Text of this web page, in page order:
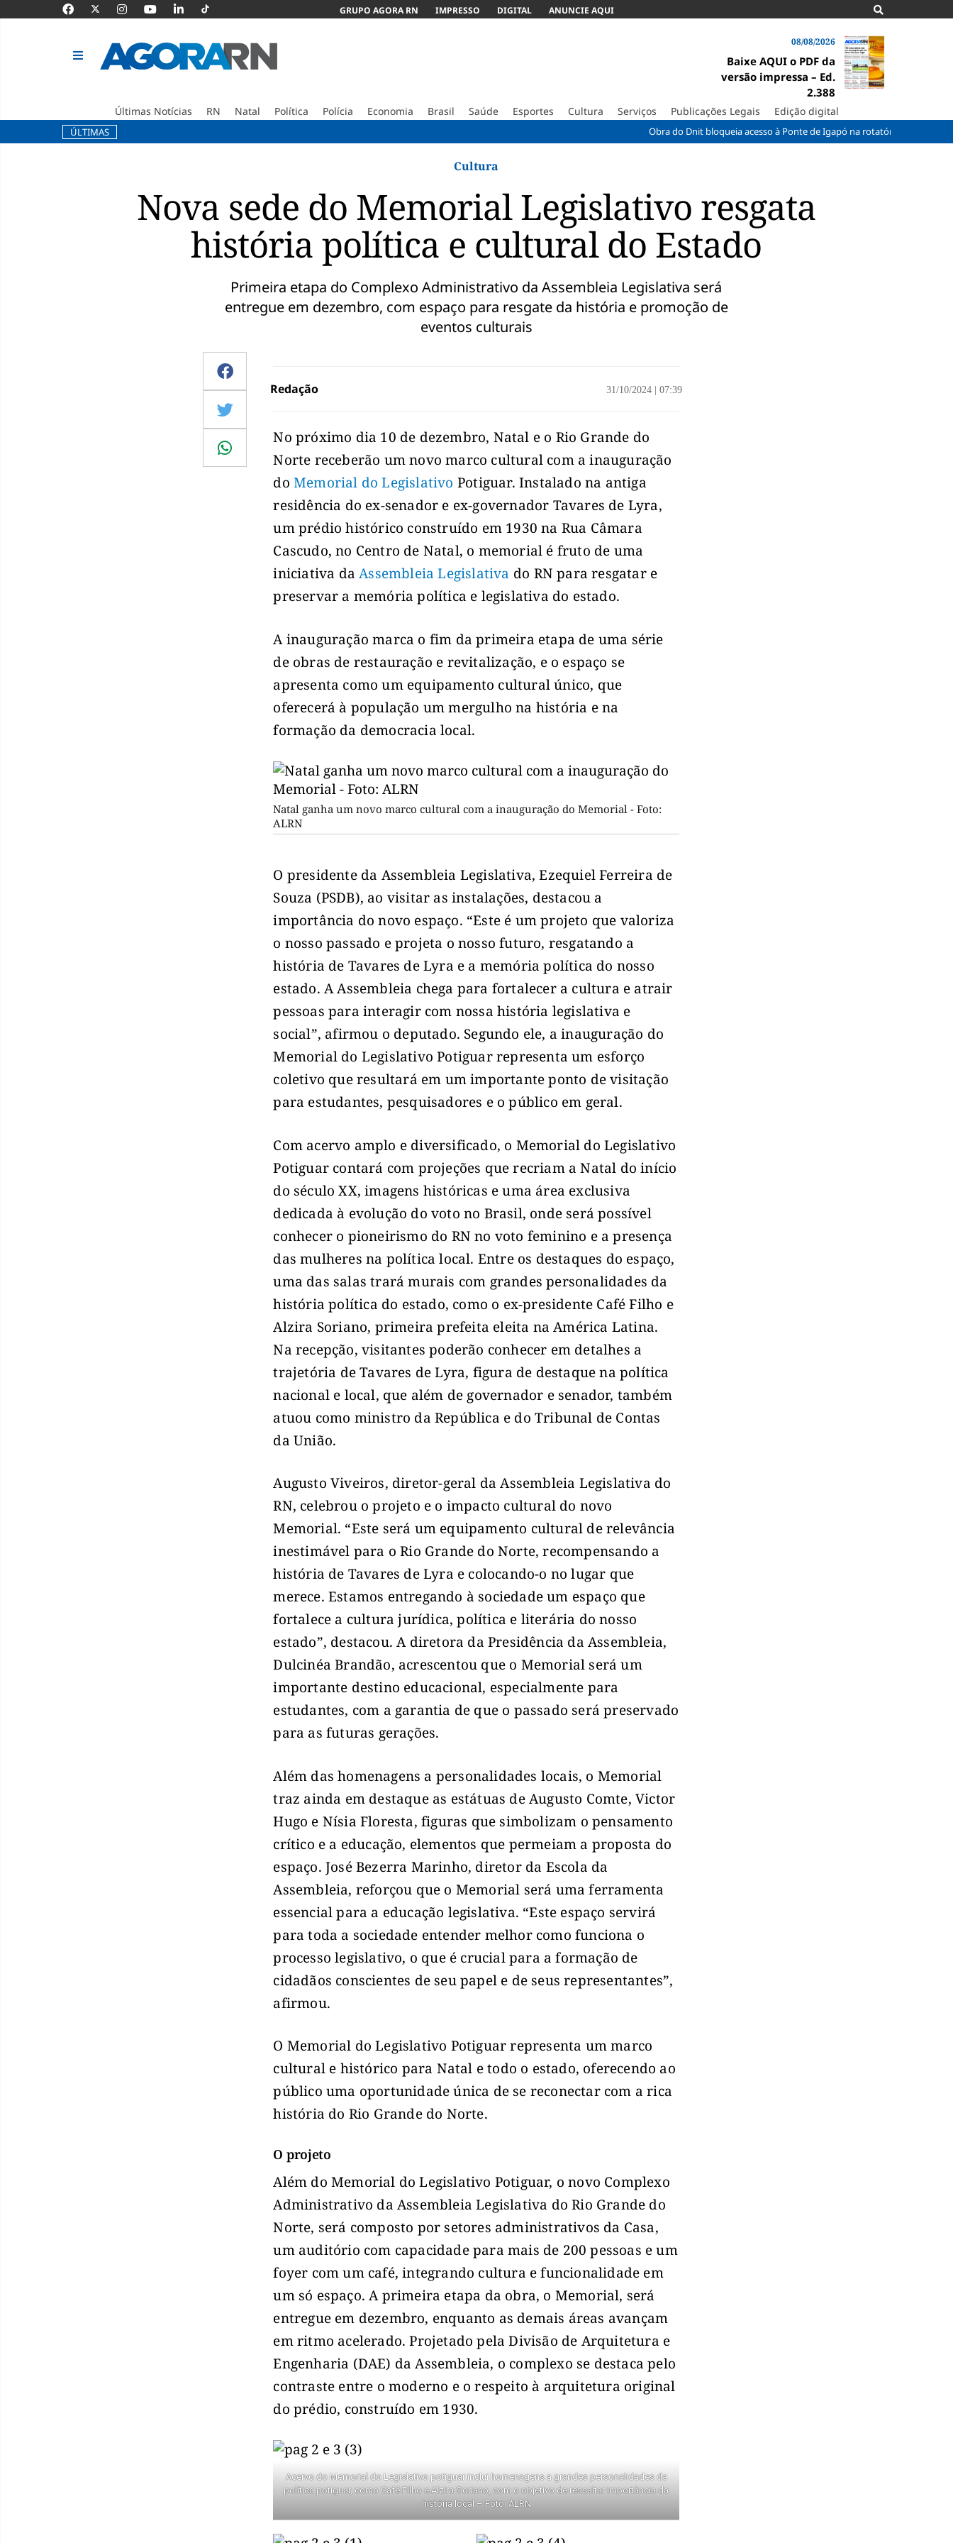
GRUPO AGORA RN IMPRESSO DIGITAL ANUNCIE AQUI
08/08/2026
Baixe AQUI o PDF da
versão impressa – Ed.
2.388
Últimas Notícias RN Natal Política Polícia Economia Brasil Saúde Esportes Cultura Serviços Publicações Legais Edição digital
ÚLTIMAS Obra do Dnit bloqueia acesso à Ponte de Igapó na rotatória do Parque dos
Cultura
Nova sede do Memorial Legislativo resgata
história política e cultural do Estado
Primeira etapa do Complexo Administrativo da Assembleia Legislativa será
entregue em dezembro, com espaço para resgate da história e promoção de
eventos culturais
Redação 31/10/2024 07:39
No próximo dia 10 de dezembro, Natal e o Rio Grande do
Norte receberão um novo marco cultural com a inauguração
doMemorial do Legislativo Potiguar. Instalado na antiga
residência do ex-senador e ex-governador Tavares de Lyra,
um prédio histórico construído em 1930 na Rua Câmara
Cascudo, no Centro de Natal, o memorial é fruto de uma
iniciativa daAssembleia Legislativa do RN para resgatar e
preservar a memória política e legislativa do estado.
A inauguração marca o fim da primeira etapa de uma série
de obras de restauração e revitalização, e o espaço se
apresenta como um equipamento cultural único, que
oferecerá à população um mergulho na história e na
formação da democracia local.
Natal ganha um novo marco cultural com a inauguração do Memorial - Foto:
ALRN
O presidente da Assembleia Legislativa, Ezequiel Ferreira de
Souza (PSDB), ao visitar as instalações, destacou a
importância do novo espaço. “Este é um projeto que valoriza
o nosso passado e projeta o nosso futuro, resgatando a
história de Tavares de Lyra e a memória política do nosso
estado. A Assembleia chega para fortalecer a cultura e atrair
pessoas para interagir com nossa história legislativa e
social”, afirmou o deputado. Segundo ele, a inauguração do
Memorial do Legislativo Potiguar representa um esforço
coletivo que resultará em um importante ponto de visitação
para estudantes, pesquisadores e o público em geral.
Com acervo amplo e diversificado, o Memorial do Legislativo
Potiguar contará com projeções que recriam a Natal do início
do século XX, imagens históricas e uma área exclusiva
dedicada à evolução do voto no Brasil, onde será possível
conhecer o pioneirismo do RN no voto feminino e a presença
das mulheres na política local. Entre os destaques do espaço,
uma das salas trará murais com grandes personalidades da
história política do estado, como o ex-presidente Café Filho e
Alzira Soriano, primeira prefeita eleita na América Latina.
Na recepção, visitantes poderão conhecer em detalhes a
trajetória de Tavares de Lyra, figura de destaque na política
nacional e local, que além de governador e senador, também
atuou como ministro da República e do Tribunal de Contas
da União.
Augusto Viveiros, diretor-geral da Assembleia Legislativa do
RN, celebrou o projeto e o impacto cultural do novo
Memorial. “Este será um equipamento cultural de relevância
inestimável para o Rio Grande do Norte, recompensando a
história de Tavares de Lyra e colocando-o no lugar que
merece. Estamos entregando à sociedade um espaço que
fortalece a cultura jurídica, política e literária do nosso
estado”, destacou. A diretora da Presidência da Assembleia,
Dulcinéa Brandão, acrescentou que o Memorial será um
importante destino educacional, especialmente para
estudantes, com a garantia de que o passado será preservado
para as futuras gerações.
Além das homenagens a personalidades locais, o Memorial
traz ainda em destaque as estátuas de Augusto Comte, Victor
Hugo e Nísia Floresta, figuras que simbolizam o pensamento
crítico e a educação, elementos que permeiam a proposta do
espaço. José Bezerra Marinho, diretor da Escola da
Assembleia, reforçou que o Memorial será uma ferramenta
essencial para a educação legislativa. “Este espaço servirá
para toda a sociedade entender melhor como funciona o
processo legislativo, o que é crucial para a formação de
cidadãos conscientes de seu papel e de seus representantes”,
afirmou.
O Memorial do Legislativo Potiguar representa um marco
cultural e histórico para Natal e todo o estado, oferecendo ao
público uma oportunidade única de se reconectar com a rica
história do Rio Grande do Norte.
O projeto
Além do Memorial do Legislativo Potiguar, o novo Complexo
Administrativo da Assembleia Legislativa do Rio Grande do
Norte, será composto por setores administrativos da Casa,
um auditório com capacidade para mais de 200 pessoas e um
foyer com um café, integrando cultura e funcionalidade em
um só espaço. A primeira etapa da obra, o Memorial, será
entregue em dezembro, enquanto as demais áreas avançam
em ritmo acelerado. Projetado pela Divisão de Arquitetura e
Engenharia (DAE) da Assembleia, o complexo se destaca pelo
contraste entre o moderno e o respeito à arquitetura original
do prédio, construído em 1930.
Acervo do Memorial do Legislativo potiguar inclui homenagens a grandes personalidades da
política potiguar, como Café Filho e Alzira Soriano, com o objetivo de ressaltar importância da
história local – Foto: ALRN